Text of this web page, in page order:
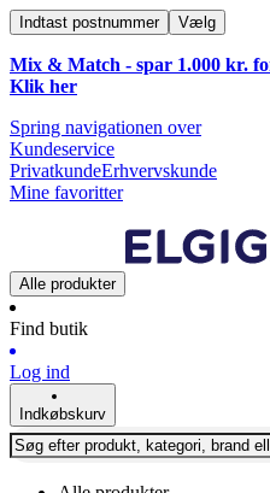
Indtast postnummer Vælg
Mix & Match - spar 1.000 kr.
Klik her
Spring navigationen over
Kundeservice
PrivatkundeErhvervskunde
Mine favoritter
Alle produkter
Find butik
Log ind
Indkøbskurv